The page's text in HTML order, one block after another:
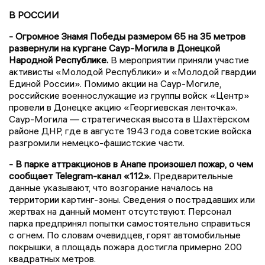
В РОССИИ
- Огромное Знамя Победы размером 65 на 35 метров
развернули на кургане Саур-Могила в Донецкой
Народной Республике. В мероприятии приняли участие
активисты «Молодой Республики» и «Молодой гвардии
Единой России». Помимо акции на Саур-Могиле,
российские военнослужащие из группы войск «Центр»
провели в Донецке акцию «Георгиевская ленточка».
Саур-Могила — стратегическая высота в Шахтёрском
районе ДНР, где в августе 1943 года советские войска
разгромили немецко-фашистские части.
- В парке аттракционов в Анапе произошел пожар, о чем
сообщает Telegram-канал «112». Предварительные
данные указывают, что возгорание началось на
территории картинг-зоны. Сведения о пострадавших или
жертвах на данный момент отсутствуют. Персонал
парка предпринял попытки самостоятельно справиться
с огнем. По словам очевидцев, горят автомобильные
покрышки, а площадь пожара достигла примерно 200
квадратных метров.